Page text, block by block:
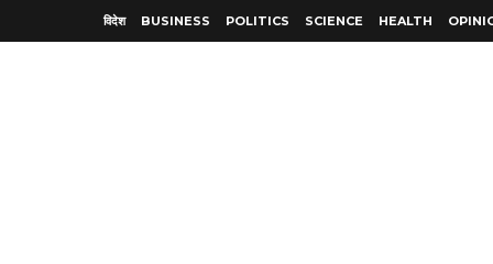
विदेश BUSINESS POLITICS SCIENCE HEALTH